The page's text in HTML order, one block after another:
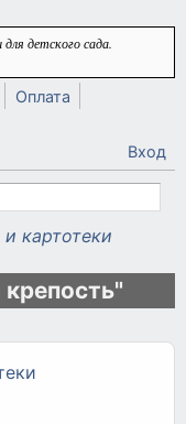
детского сада.
Оплата
Вход
картотеки